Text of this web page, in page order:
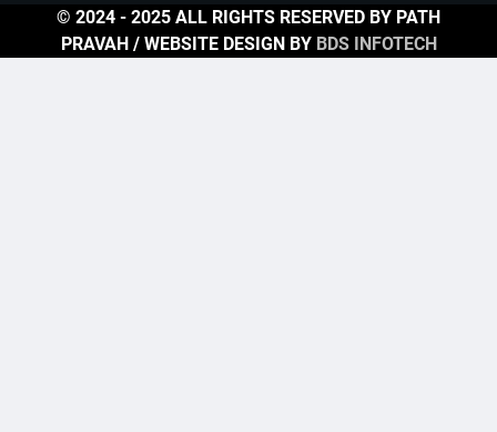
© 2024 - 2025 ALL RIGHTS RESERVED BY PATH
PRAVAH / WEBSITE DESIGN BY BDS INFOTECH